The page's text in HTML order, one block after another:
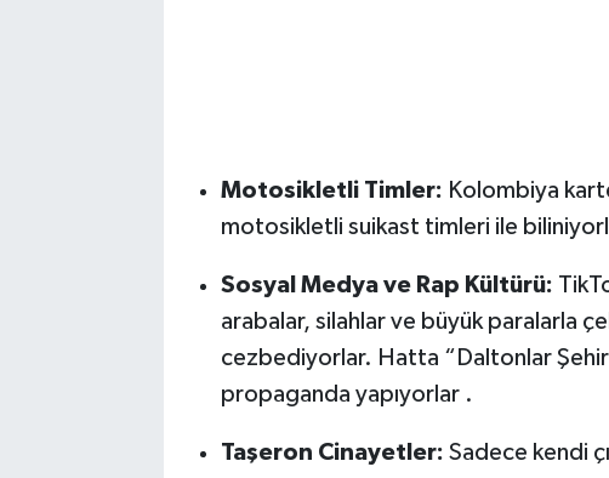
Motosikletli Timler: Kolombiya
motosikletli suikast timleri ile
Sosyal Medya ve Rap Kültürü:
arabalar, silahlar ve büyük paralarla
cezbediyorlar. Hatta “Daltonlar
propaganda yapıyorlar .
Taşeron Cinayetler: Sadece kendi